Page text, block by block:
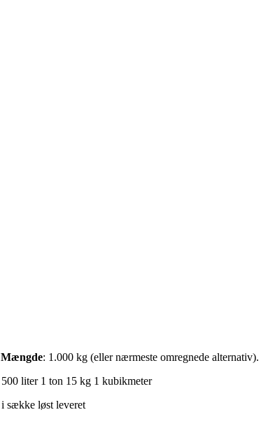
Mængde: 1.000 kg (eller nærmeste omregnede alternativ).
500 liter 1 ton 15 kg 1 kubikmeter
i sække løst leveret